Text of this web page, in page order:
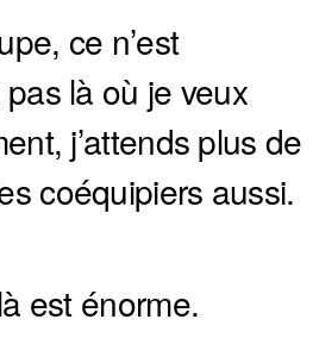
ce n’est
là où je veux
j’attends plus de
coéquipiers aussi.
est énorme.